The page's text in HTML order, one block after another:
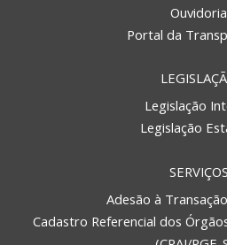
Ouvidoria
Portal da
Legislação
Legislação
SERVIÇOS
Adesão à
Cadastro Referencial dos